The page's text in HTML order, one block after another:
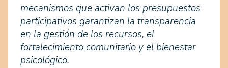
mecanismos que activan los presupuestos
participativos garantizan la transparencia
en la gestión de los recursos, el
fortalecimiento comunitario y el bienestar
psicológico.